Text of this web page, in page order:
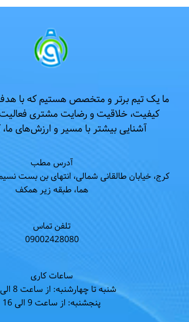
آدرس مطب
کرج، خیابان طالقانی شمالی،
هما، طبقه زیر همکف
تلفن تماس
09002428080
ساعات کاری
شنبه تا چهارشنبه: از ساعت 8 الی 20
پنجشنبه: از ساعت 9 الی 16
آشنایی بیشتر با مسیر و ارزش‌های ما، کلیک کنید.